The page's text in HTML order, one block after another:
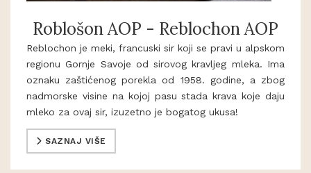
Roblošon AOP - Reblochon AOP
Reblochon je meki, francuski sir koji se pravi u alpskom
regionu Gornje Savoje od sirovog kravljeg mleka. Ima
oznaku zaštićenog porekla od 1958. godine, a zbog
nadmorske visine na kojoj pasu stada krava koje daju
mleko za ovaj sir, izuzetno je bogatog ukusa!
SAZNAJ VIŠE